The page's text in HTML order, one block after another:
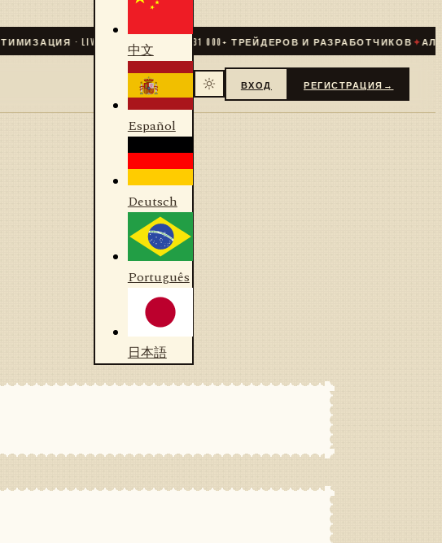
· LIVE✦ СООБЩЕСТВО 31 000+ ТРЕЙДЕРОВ И РАЗРАБОТЧИКОВ✦
中文
Español
Deutsch
Português
日本語
ВХОД РЕГИСТРАЦИЯ →